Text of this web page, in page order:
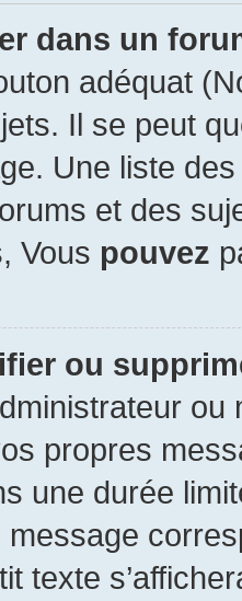
dans un
adéquat
Il se peut
Une liste
et des
Vous pouvez
ou
propres
une durée
texte